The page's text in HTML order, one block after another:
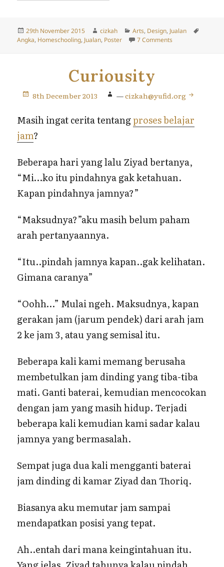
Posted
on
29th November 2015 Author
cizkah Categories
Arts, Design, Jualan
Angka, Homeschooling, Jualan, Poster 7 Commentson Poster Angka
Curiousity
8th December 2013 —cizkah@yufid.org
Masih ingat cerita tentangproses belajar
jam?
Beberapa hari yang lalu Ziyad bertanya,
“Mi…ko itu pindahnya gak ketahuan.
Kapan pindahnya jamnya?”
“Maksudnya?”aku masih belum paham
arah pertanyaannya.
“Itu..pindah jamnya kapan..gak kelihatan.
Gimana caranya”
“Oohh…” Mulai ngeh. Maksudnya, kapan
gerakan jam (jarum pendek) dari arah jam
2 ke jam 3, atau yang semisal itu.
Beberapa kali kami memang berusaha
membetulkan jam dinding yang tiba-tiba
mati. Ganti baterai, kemudian mencocokan
dengan jam yang masih hidup. Terjadi
beberapa kali kemudian kami sadar kalau
jamnya yang bermasalah.
Sempat juga dua kali mengganti baterai
jam dinding di kamar Ziyad dan Thoriq.
Biasanya aku memutar jam sampai
mendapatkan posisi yang tepat.
Ah..entah dari mana keingintahuan itu.